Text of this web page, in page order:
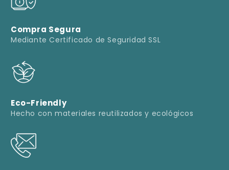
Compra Segura
Mediante Certificado de Seguridad SSL
Eco-Friendly
Hecho con materiales reutilizados y ecológicos